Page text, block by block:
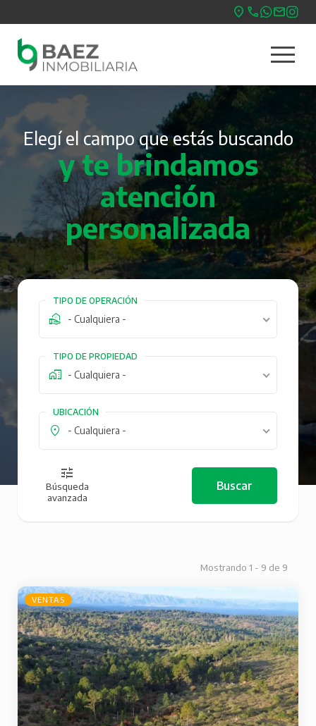
al
contenido
principal
menu
Elegí el campo que estás buscando
y te brindamos
atención
personalizada
TIPO DE OPERACIÓN
- Cualquiera -
TIPO DE PROPIEDAD
- Cualquiera -
UBICACIÓN
- Cualquiera -
Búsqueda
avanzada
Mostrando 1 - 9 de 9
VENTAS